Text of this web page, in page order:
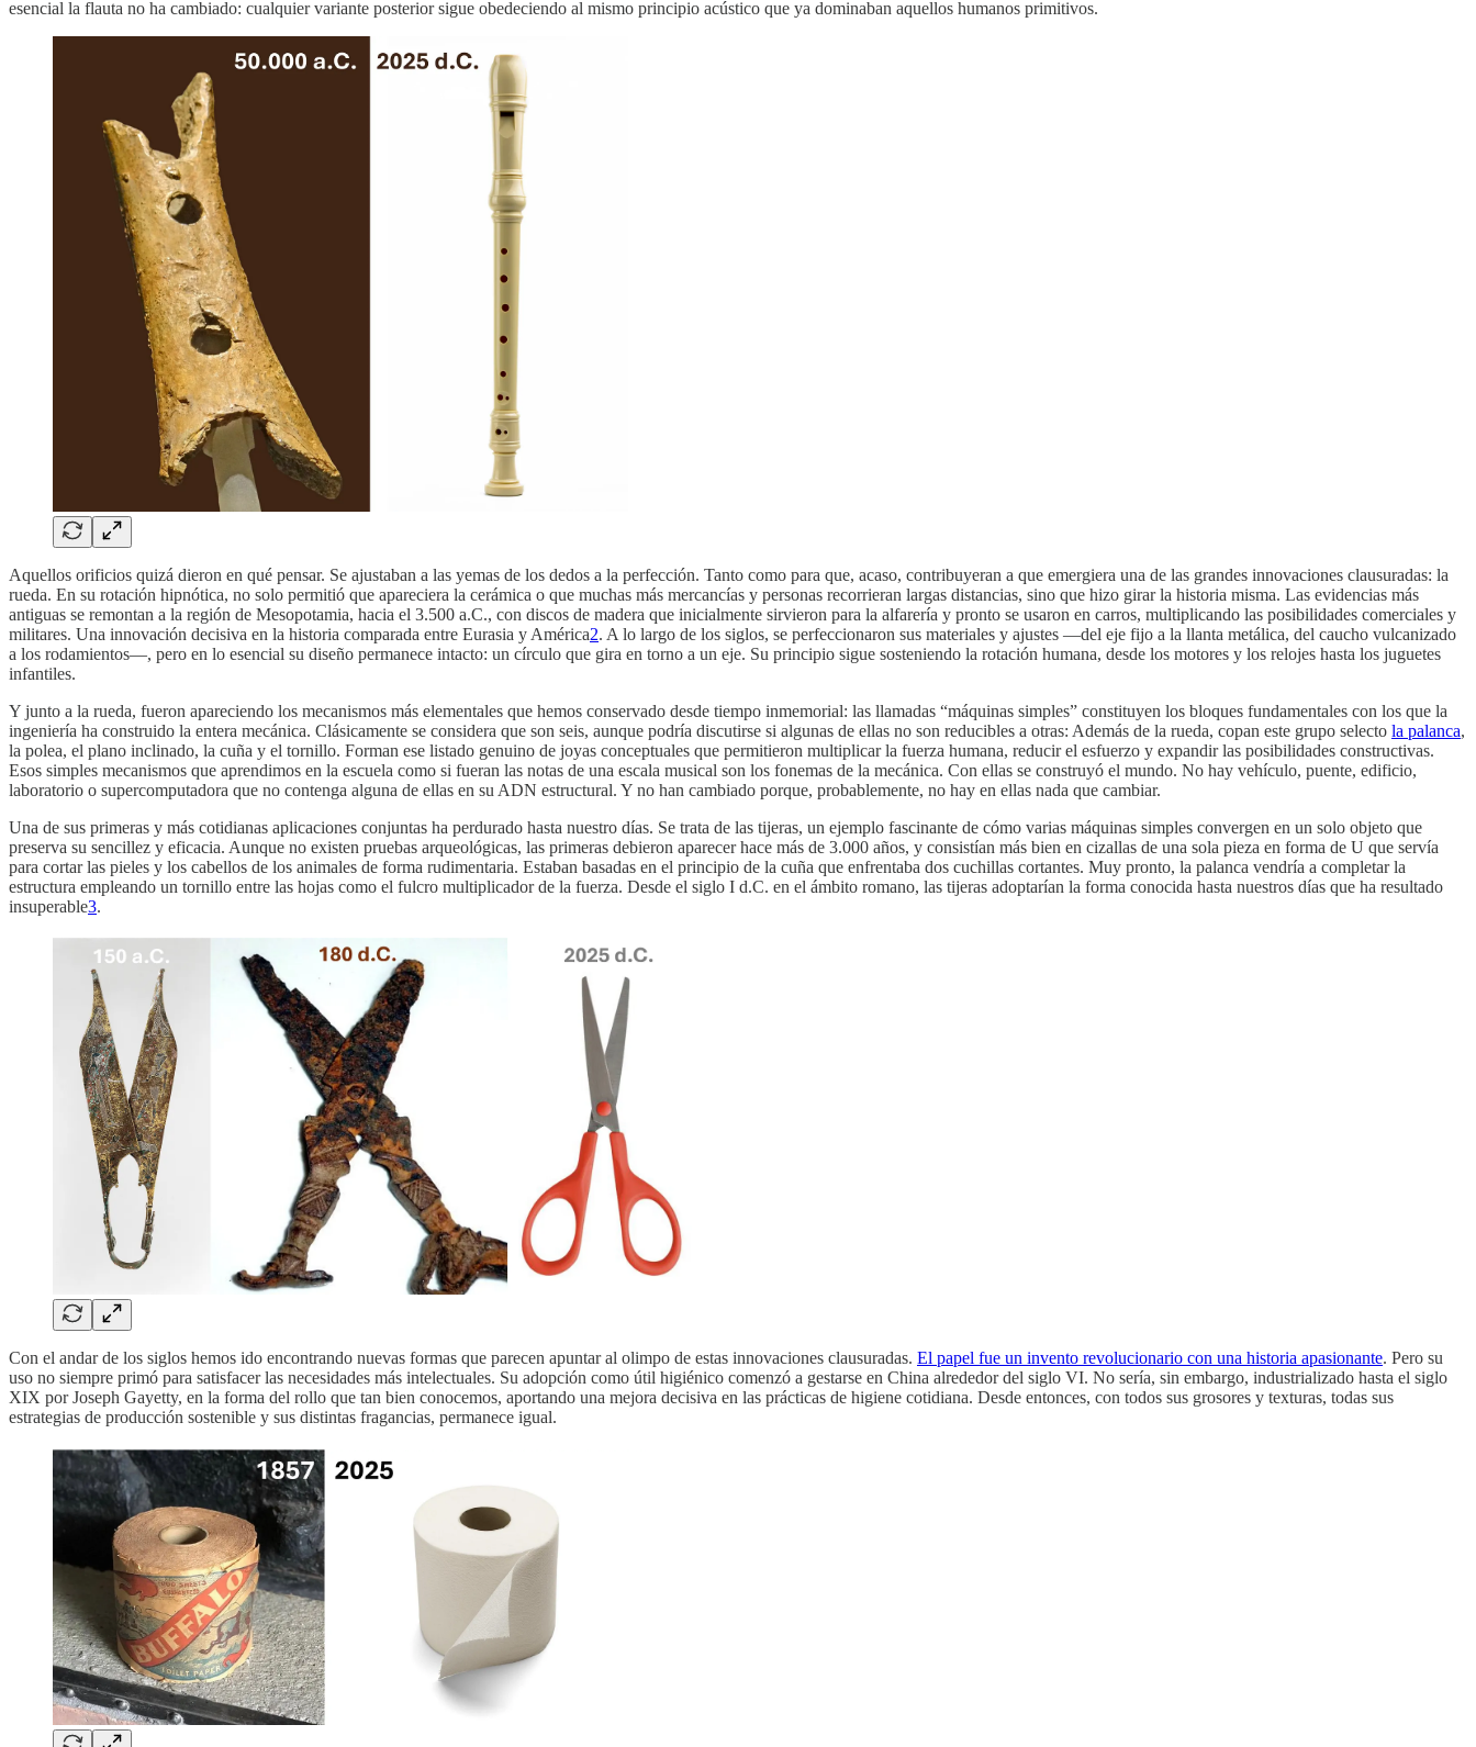
esencial la flauta no ha cambiado: cualquier variante posterior sigue obedeciendo al mismo principio acústico que ya dominaban aquellos humanos primitivos.
Aquellos orificios quizá dieron en qué pensar. Se ajustaban a las yemas de los dedos a la perfección. Tanto como para que, acaso, contribuyeran a que emergiera una de las grandes innovaciones clausuradas: la
rueda. En su rotación hipnótica, no solo permitió que apareciera la cerámica o que muchas más mercancías y personas recorrieran largas distancias, sino que hizo girar la historia misma. Las evidencias más
antiguas se remontan a la región de Mesopotamia, hacia el 3.500 a.C., con discos de madera que inicialmente sirvieron para la alfarería y pronto se usaron en carros, multiplicando las posibilidades comerciales y
militares. Una innovación decisiva en la historia comparada entre Eurasia y América2. A lo largo de los siglos, se perfeccionaron sus materiales y ajustes —del eje fijo a la llanta metálica, del caucho vulcanizado
a los rodamientos—, pero en lo esencial su diseño permanece intacto: un círculo que gira en torno a un eje. Su principio sigue sosteniendo la rotación humana, desde los motores y los relojes hasta los juguetes
infantiles.
Y junto a la rueda, fueron apareciendo los mecanismos más elementales que hemos conservado desde tiempo inmemorial: las llamadas “máquinas simples” constituyen los bloques fundamentales con los que la
ingeniería ha construido la entera mecánica. Clásicamente se considera que son seis, aunque podría discutirse si algunas de ellas no son reducibles a otras: Además de la rueda, copan este grupo selecto la palanca,
la polea, el plano inclinado, la cuña y el tornillo. Forman ese listado genuino de joyas conceptuales que permitieron multiplicar la fuerza humana, reducir el esfuerzo y expandir las posibilidades constructivas.
Esos simples mecanismos que aprendimos en la escuela como si fueran las notas de una escala musical son los fonemas de la mecánica. Con ellas se construyó el mundo. No hay vehículo, puente, edificio,
laboratorio o supercomputadora que no contenga alguna de ellas en su ADN estructural. Y no han cambiado porque, probablemente, no hay en ellas nada que cambiar.
Una de sus primeras y más cotidianas aplicaciones conjuntas ha perdurado hasta nuestro días. Se trata de las tijeras, un ejemplo fascinante de cómo varias máquinas simples convergen en un solo objeto que
preserva su sencillez y eficacia. Aunque no existen pruebas arqueológicas, las primeras debieron aparecer hace más de 3.000 años, y consistían más bien en cizallas de una sola pieza en forma de U que servía
para cortar las pieles y los cabellos de los animales de forma rudimentaria. Estaban basadas en el principio de la cuña que enfrentaba dos cuchillas cortantes. Muy pronto, la palanca vendría a completar la
estructura empleando un tornillo entre las hojas como el fulcro multiplicador de la fuerza. Desde el siglo I d.C. en el ámbito romano, las tijeras adoptarían la forma conocida hasta nuestros días que ha resultado
insuperable3.
Con el andar de los siglos hemos ido encontrando nuevas formas que parecen apuntar al olimpo de estas innovaciones clausuradas. El papel fue un invento revolucionario con una historia apasionante. Pero su
uso no siempre primó para satisfacer las necesidades más intelectuales. Su adopción como útil higiénico comenzó a gestarse en China alrededor del siglo VI. No sería, sin embargo, industrializado hasta el siglo
XIX por Joseph Gayetty, en la forma del rollo que tan bien conocemos, aportando una mejora decisiva en las prácticas de higiene cotidiana. Desde entonces, con todos sus grosores y texturas, todas sus
estrategias de producción sostenible y sus distintas fragancias, permanece igual.